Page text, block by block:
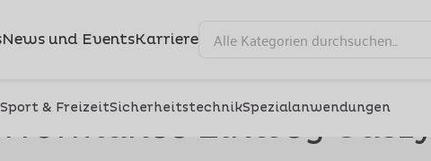
News und EventsKarriere
Sport & FreizeitSicherheitstechnikSpezialanwendungen
Einweg